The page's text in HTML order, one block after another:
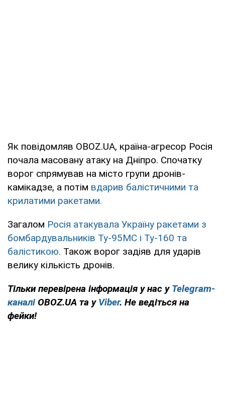
Як повідомляв OBOZ.UA, країна-агресор Росія
почала масовану атаку на Дніпро. Спочатку
ворог спрямував на місто групи дронів-
камікадзе, а потім вдарив балістичними та
крилатими ракетами.
Загалом Росія атакувала Україну ракетами з
бомбардувальників Ту-95МС і Ту-160 та
балістикою. Також ворог задіяв для ударів
велику кількість дронів.
Тільки перевірена інформація у нас у Telegram-
каналі OBOZ.UA та у Viber. Не ведіться на
фейки!